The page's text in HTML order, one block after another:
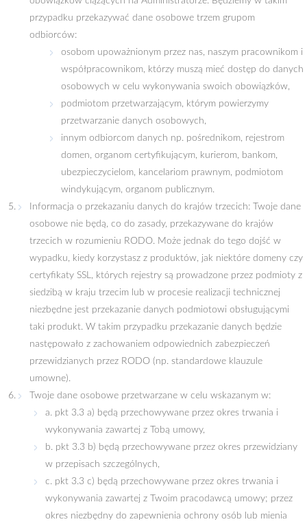
przypadku przekazywać dane osobowe trzem grupom
odbiorców:
osobom upoważnionym przez nas, naszym pracownikom i
współpracownikom, którzy muszą mieć dostęp do danych
osobowych w celu wykonywania swoich obowiązków,
podmiotom przetwarzającym, którym powierzymy
przetwarzanie danych osobowych,
innym odbiorcom danych np. pośrednikom, rejestrom
domen, organom certyfikującym, kurierom, bankom,
ubezpieczycielom, kancelariom prawnym, podmiotom
windykującym, organom publicznym.
Informacja o przekazaniu danych do krajów trzecich: Twoje dane
osobowe nie będą, co do zasady, przekazywane do krajów
trzecich w rozumieniu RODO. Może jednak do tego dojść w
wypadku, kiedy korzystasz z produktów, jak niektóre domeny czy
certyfikaty SSL, których rejestry są prowadzone przez podmioty z
siedzibą w kraju trzecim lub w procesie realizacji technicznej
niezbędne jest przekazanie danych podmiotowi obsługującymi
taki produkt. W takim przypadku przekazanie danych będzie
następowało z zachowaniem odpowiednich zabezpieczeń
przewidzianych przez RODO (np. standardowe klauzule
umowne).
Twoje dane osobowe przetwarzane w celu wskazanym w:
a. pkt 3.3 a) będą przechowywane przez okres trwania i
wykonywania zawartej z Tobą umowy,
b. pkt 3.3 b) będą przechowywane przez okres przewidziany
w przepisach szczególnych,
c. pkt 3.3 c) będą przechowywane przez okres trwania i
wykonywania zawartej z Twoim pracodawcą umowy; przez
okres niezbędny do zapewnienia ochrony osób lub mienia